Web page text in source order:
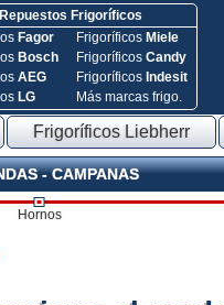
Repuestos Frigoríficos
Fagor
Bosch
AEG
LG
Frigoríficos Miele
FrigoríficosCandy
Frigoríficos Indesit
Más marcas frigo.
Frigoríficos Liebherr
- CAMPANAS
Hornos